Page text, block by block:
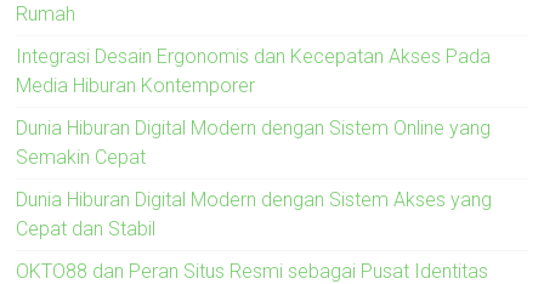
Rumah
Integrasi Desain Ergonomis dan Kecepatan Akses Pada
Media Hiburan Kontemporer
Dunia Hiburan Digital Modern dengan Sistem Online yang
Semakin Cepat
Dunia Hiburan Digital Modern dengan Sistem Akses yang
Cepat dan Stabil
OKTO88 dan Peran Situs Resmi sebagai Pusat Identitas